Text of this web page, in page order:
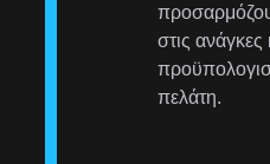
στις ανάγκες
πελάτη.